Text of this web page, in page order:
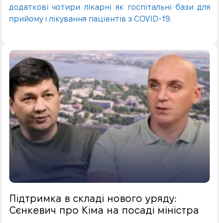
додаткові чотири лікарні як госпітальні бази для
прийому і лікування паціентів з COVID-19.
Підтримка в складі нового уряду:
Сєнкевич про Кіма на посаді міністра